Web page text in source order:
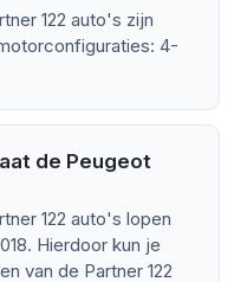
122 auto's zijn
4-
de Peugeot
122 auto's lopen
Hierdoor kun je
van de Partner 122